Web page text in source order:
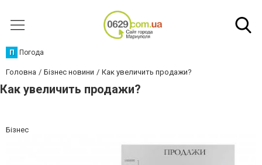
П Погода
Головна Бізнес новини Как увеличить продажи?
Как увеличить продажи?
Бізнес